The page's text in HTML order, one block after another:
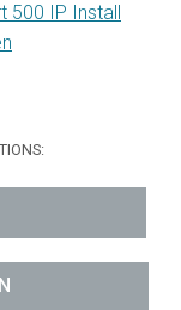
500 IP Install